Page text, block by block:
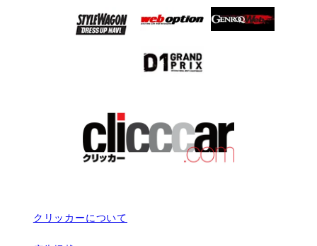
クリッカーについて